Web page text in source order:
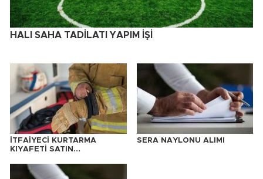
HALI SAHA TADİLATI YAPIM İŞİ
İTFAİYECİ KURTARMA
KIYAFETİ SATIN
SERA NAYLONU ALIMI